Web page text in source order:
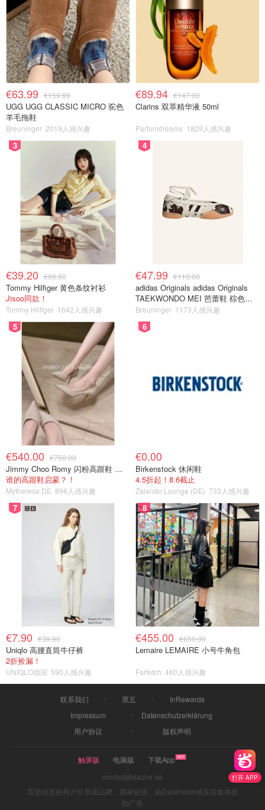
打开 APP
€63.99 €159.99
UGG UGG CLASSIC MICRO 驼色
羊毛拖鞋
Breuninger 2019人感兴趣
€89.94 €147.00
Clarins 双萃精华液 50ml
Parfumdreams 1829人感兴趣
3
€39.20 €99.90
Tommy Hilfiger 黄色条纹衬衫
Jisoo同款！
Tommy Hilfiger 1642人感兴趣
4
€47.99 €110.00
adidas Originals adidas Originals
TAEKWONDO MEI 芭蕾鞋 棕色米
色
Breuninger 1173人感兴趣
5
€540.00 €750.00
Jimmy Choo Romy 闪粉高跟鞋 米金色
谁的高跟鞋启蒙？！
Mytheresa DE 898人感兴趣
6
€0.00
Birkenstock 休闲鞋
4.5折起！8.6截止
Zalando Lounge (DE) 733人感兴趣
7
€7.90 €39.90
Uniqlo 高腰直筒牛仔裤
2折捡漏！
UNIQLO德国 590人感兴趣
8
€455.00 €650.00
Lemaire LEMAIRE 小号牛角包
Farfetch 460人感兴趣
联系我们 黑五
InRewards
Impressum
Datenschutzerklärung
用户协议
版权声明
触屏版 电脑版
下载App
contact@dazhe.de
页面信息由用户分享或品牌、商家提供，由Dealmoon核实后发布折
扣广告